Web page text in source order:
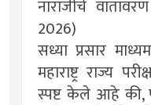
नाराजीचे
2026)
सध्या प्रसार
महाराष्ट्र राज्य
स्पष्ट केले आहे की,